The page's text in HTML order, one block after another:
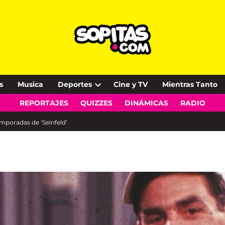
Musica Deportes
Open
dropdown
Cine y TV Mientras Tanto
REPORTAJES QUIZZES DINÁMICAS RADIO
de ‘Seinfeld’